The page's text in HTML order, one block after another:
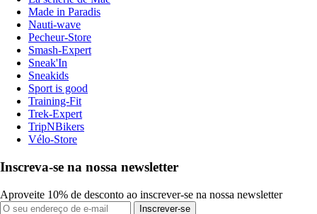
Made in Paradis
Nauti-wave
Pecheur-Store
Smash-Expert
Sneak'In
Sneakids
Sport is good
Training-Fit
Trek-Expert
TripNBikers
Vélo-Store
Inscreva-se na nossa newsletter
Aproveite 10% de desconto ao inscrever-se na nossa newsletter
Inscrever-se